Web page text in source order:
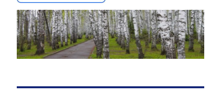
JUSTEȚE